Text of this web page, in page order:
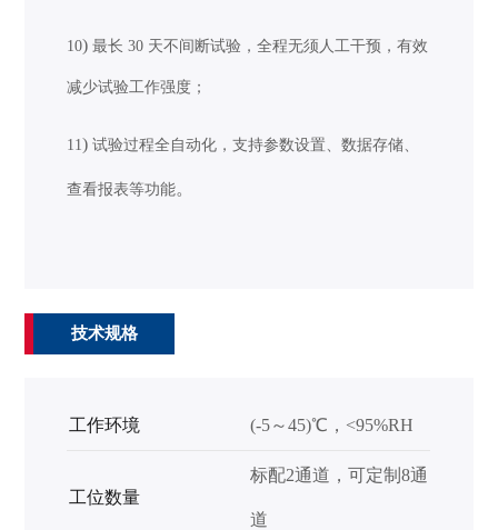
10)最长 30 天不间断试验，全程无须人工干预，有效
减少试验工作强度；
11 )试验过程全自动化，支持参数设置、数据存储、
查看报表等功能。
技术规格
工作环境 (-5～45)℃，<95%RH
工位数量
标配2通道，可定制8通
道